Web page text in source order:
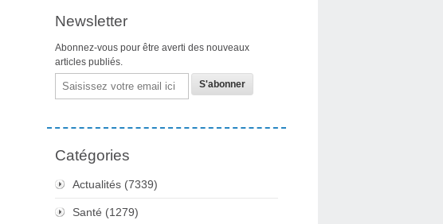
Newsletter
Abonnez-vous pour être averti des nouveaux
articles publiés.
Email
Catégories
Actualités (7339)
Santé (1279)